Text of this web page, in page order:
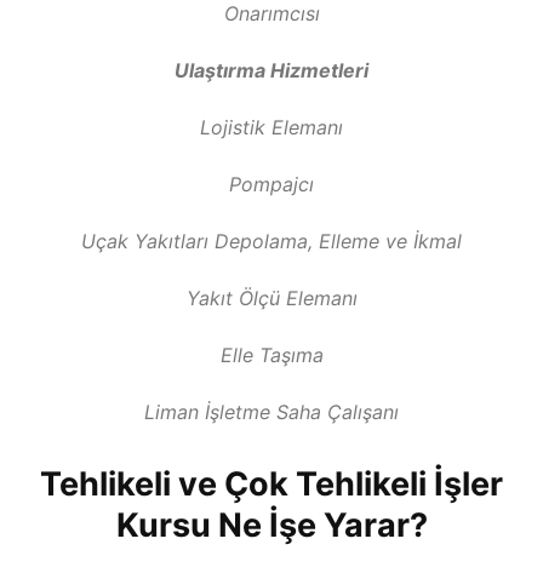
Onarımcısı
Ulaştırma Hizmetleri
Lojistik Elemanı
Pompajcı
Uçak Yakıtları Depolama, Elleme ve İkmal
Yakıt Ölçü Elemanı
Elle Taşıma
Liman İşletme Saha Çalışanı
Tehlikeli ve Çok Tehlikeli İşler
Kursu Ne İşe Yarar?